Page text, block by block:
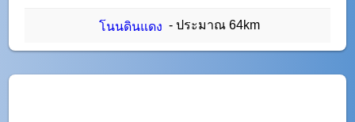
โนนดินแดง - ประมาณ 64km